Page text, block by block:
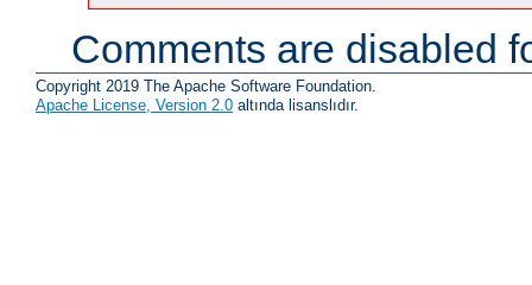
Comments are disabled
Copyright 2019 The Apache Software Foundation.
Apache License, Version 2.0 altında lisanslıdır.